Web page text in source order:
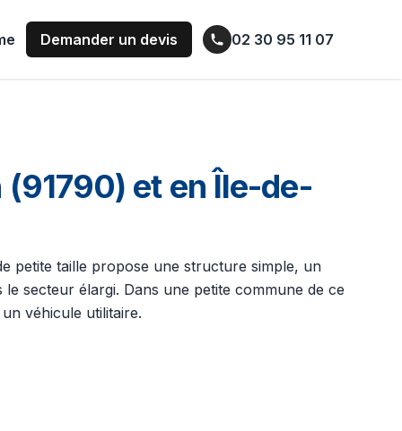
Demander un devis 02 30 95 11 07
et en Île-de-
petite taille propose une structure simple, un
secteur élargi. Dans une petite commune de ce
véhicule utilitaire.